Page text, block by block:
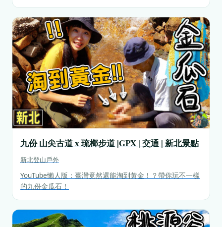
濤營區近年來才正式對外開放，今天將跟你分享120元一日
爽玩東北角的行程。
九份 山尖古道 x 琉榔步道 |GPX | 交通 | 新北景點
新北登山戶外
YouTube懶人版：臺灣竟然還能淘到黃金！？帶你玩不一樣
的九份金瓜石！